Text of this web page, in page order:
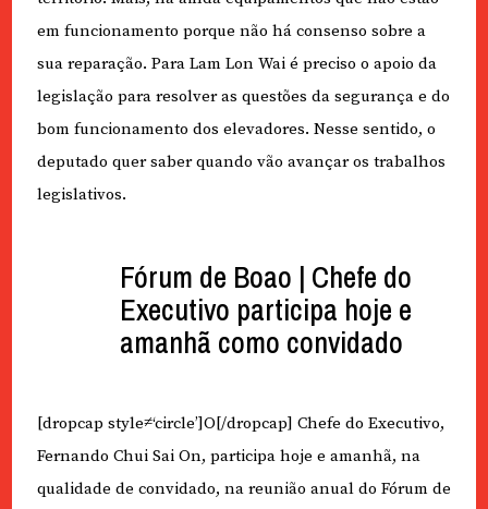
em funcionamento porque não há consenso sobre a
sua reparação. Para Lam Lon Wai é preciso o apoio da
legislação para resolver as questões da segurança e do
bom funcionamento dos elevadores. Nesse sentido, o
deputado quer saber quando vão avançar os trabalhos
legislativos.
Fórum de Boao | Chefe do
Executivo participa hoje e
amanhã como convidado
[dropcap style≠‘circle’]O[/dropcap] Chefe do Executivo,
Fernando Chui Sai On, participa hoje e amanhã, na
qualidade de convidado, na reunião anual do Fórum de